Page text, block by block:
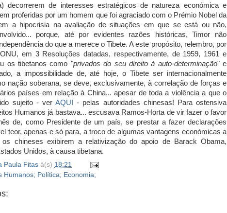
decorrerem de interesses estratégicos de natureza económica e
proferidas por um homem que foi agraciado com o Prémio Nobel da
a hipocrisia na avaliação de situações em que se está ou não,
porque, até por evidentes razões históricas, Timor não
do que a merece o Tibete. A este propósito, relembro, por
em 3 Resoluções datadas, respectivamente, de 1959, 1961 e
os tibetanos como "privados do seu direito à auto-determinação" e
a impossibilidade de, até hoje, o Tibete ser internacionalmente
nação soberana, se deve, exclusivamente, à correlação de forças e
países em relação à China... apesar de toda a violência a que o
sujeito - verAQUI
- pelas autoridades chinesas! Para ostensiva
Humanos já bastava... escusava Ramos-Horta de vir fazer o favor
de, como Presidente de um país, se prestar a fazer declarações
teor, apenas e só para, a troco de algumas vantagens económicas a
chineses exibirem a relativização do apoio de Barack Obama,
Unidos, à causa tibetana.
Paula Fitas à(s) 18:21
Humanos; Política; Economia;